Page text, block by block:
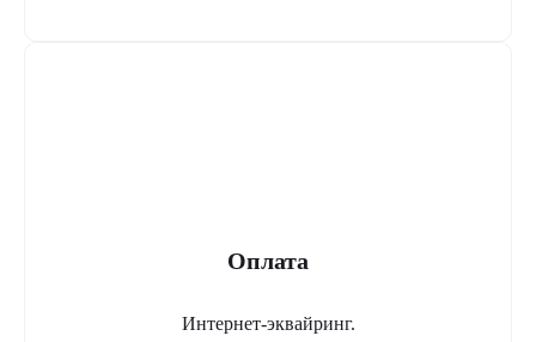
Оплата
Интернет-эквайринг.